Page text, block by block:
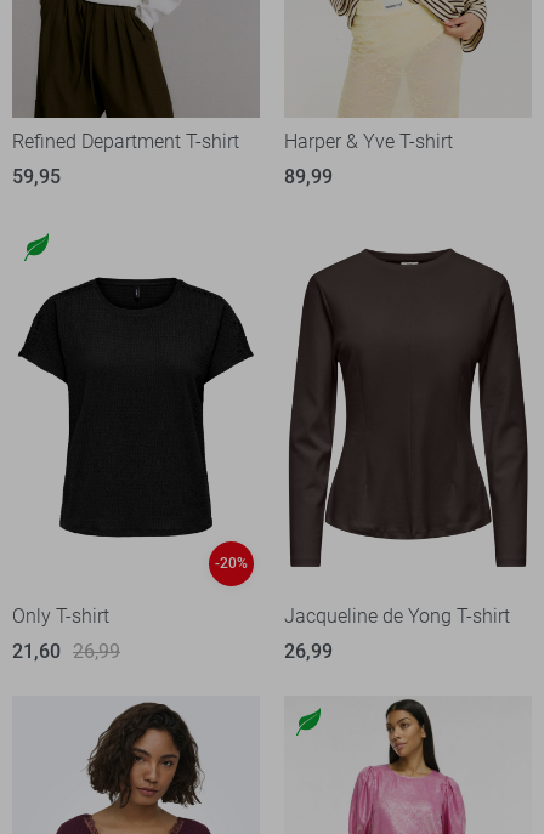
Refined Department T-shirt
59,95
Harper & Yve T-shirt
89,99
-20%
Only T-shirt
21,60 26,99
Jacqueline de Yong T-shirt
26,99